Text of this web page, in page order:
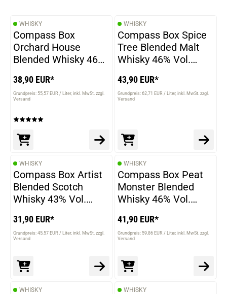
WHISKY
Compass Box
Orchard House
Blended Whisky 46%
38,90 EUR*
Grundpreis: 55,57 EUR / Liter inkl. MwSt. zzgl.
Versand
WHISKY
Compass Box Spice
Tree Blended Malt
Whisky 46% Vol.
43,90 EUR*
Grundpreis: 62,71 EUR / Liter inkl. MwSt. zzgl.
Versand
WHISKY
Compass Box Artist
Blended Scotch
Whisky 43% Vol.
31,90 EUR*
Grundpreis: 45,57 EUR / Liter inkl. MwSt. zzgl.
Versand
WHISKY
Compass Box Peat
Monster Blended
Whisky 46% Vol.
41,90 EUR*
Grundpreis: 59,86 EUR / Liter inkl. MwSt. zzgl.
Versand
WHISKY WHISKY